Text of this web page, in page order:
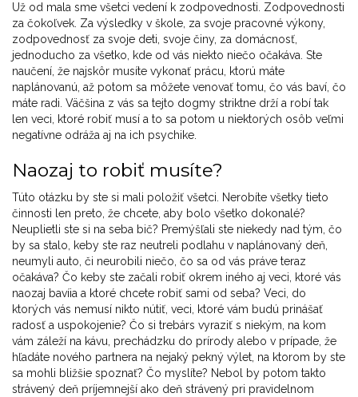
Už od mala sme všetci vedení k zodpovednosti. Zodpovednosti
za čokoľvek. Za výsledky v škole, za svoje pracovné výkony,
zodpovednosť za svoje deti, svoje činy, za domácnosť,
jednoducho za všetko, kde od vás niekto niečo očakáva. Ste
naučení, že najskôr musíte vykonať prácu, ktorú máte
naplánovanú, až potom sa môžete venovať tomu, čo vás baví, čo
máte radi. Väčšina z vás sa tejto dogmy striktne drží a robí tak
len veci, ktoré robiť musí a to sa potom u niektorých osôb veľmi
negatívne odráža aj na ich psychike.
Naozaj to robiť musíte?
Túto otázku by ste si mali položiť všetci. Nerobíte všetky tieto
činnosti len preto, že chcete, aby bolo všetko dokonalé?
Neuplietli ste si na seba bič? Premýšľali ste niekedy nad tým, čo
by sa stalo, keby ste raz neutreli podlahu v naplánovaný deň,
neumyli auto, či neurobili niečo, čo sa od vás práve teraz
očakáva? Čo keby ste začali robiť okrem iného aj veci, ktoré vás
naozaj bavíia a ktoré chcete robiť sami od seba? Veci, do
ktorých vás nemusí nikto nútiť, veci, ktoré vám budú prinášať
radosť a uspokojenie? Čo si trebárs vyraziť s niekým, na kom
vám záleží na kávu, prechádzku do prírody alebo v prípade, že
hľadáte nového partnera na nejaký pekný výlet, na ktorom by ste
sa mohli bližšie spoznať? Čo myslíte? Nebol by potom takto
strávený deň príjemnejší ako deň strávený pri pravidelnom